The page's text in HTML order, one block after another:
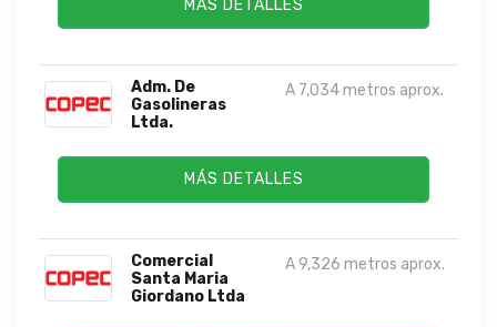
MÁS DETALLES
Adm. De
Gasolineras
Ltda.
A 7,034 metros aprox.
MÁS DETALLES
Comercial
Santa Maria
Giordano Ltda
A 9,326 metros aprox.